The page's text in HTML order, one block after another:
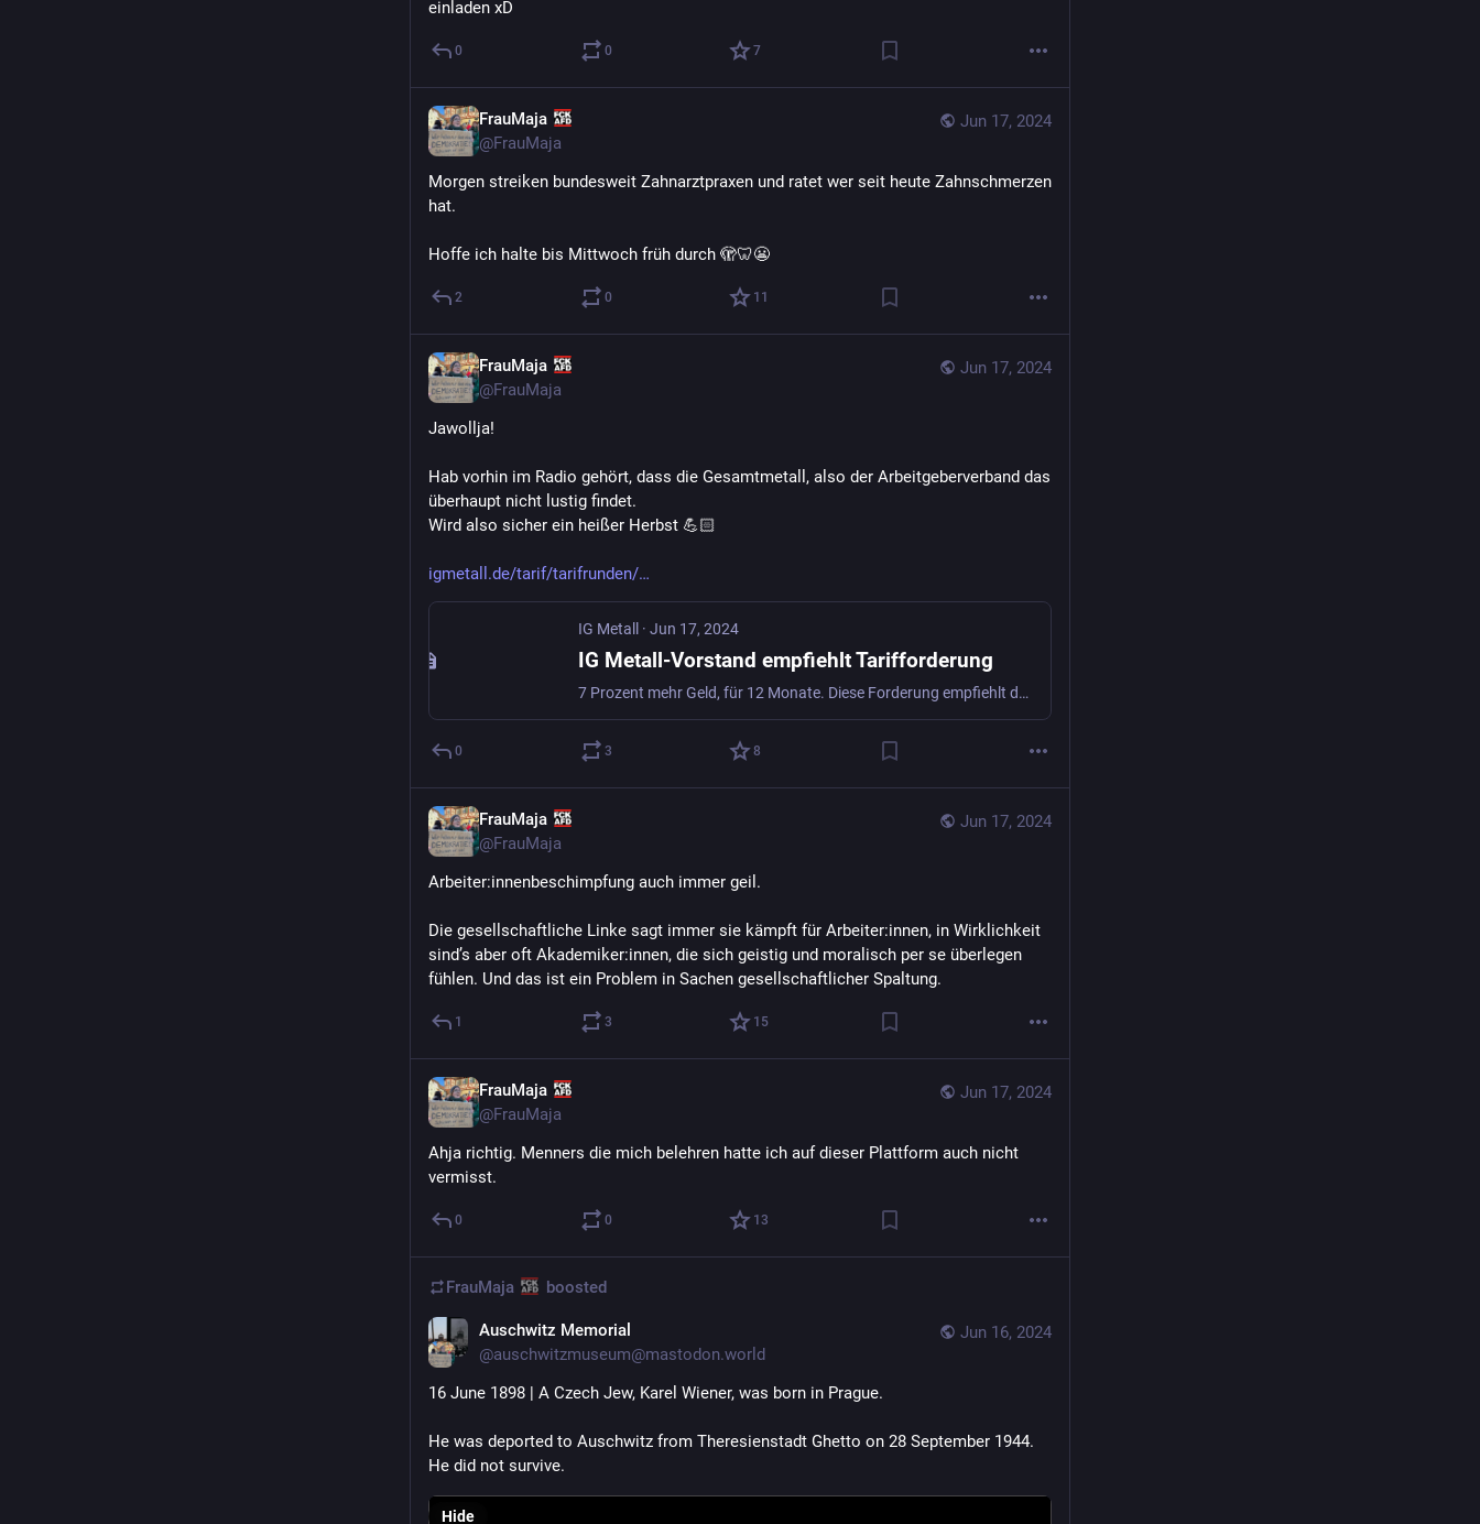
einladen xD
0 0 7
Jun 17, 2024
FrauMaja
@FrauMaja
Morgen streiken bundesweit Zahnarztpraxen und ratet wer seit heute Zahnschmerzen
hat.
Hoffe ich halte bis Mittwoch früh durch 🫣🦷😬
2 0 11
Jun 17, 2024
FrauMaja
@FrauMaja
Jawollja!
Hab vorhin im Radio gehört, dass die Gesamtmetall, also der Arbeitgeberverband das
überhaupt nicht lustig findet.
Wird also sicher ein heißer Herbst 💪🏻
igmetall.de/tarif/tarifrunden/
IG Metall · Jun 17, 2024
IG Metall-Vorstand empfiehlt Tarifforderung
7 Prozent mehr Geld, für 12 Monate. Diese Forderung empfiehlt der IG Metall-Vorstand für die Tarifrunde in der Metall- und Elektroindustrie.
0 3 8
Jun 17, 2024
FrauMaja
@FrauMaja
Arbeiter:innenbeschimpfung auch immer geil.
Die gesellschaftliche Linke sagt immer sie kämpft für Arbeiter:innen, in Wirklichkeit
sind’s aber oft Akademiker:innen, die sich geistig und moralisch per se überlegen
fühlen. Und das ist ein Problem in Sachen gesellschaftlicher Spaltung.
1 3 15
Jun 17, 2024
FrauMaja
@FrauMaja
Ahja richtig. Menners die mich belehren hatte ich auf dieser Plattform auch nicht
vermisst.
0 0 13
FrauMaja boosted
Jun 16, 2024
Auschwitz Memorial
@auschwitzmuseum@mastodon.world
16 June 1898 | A Czech Jew, Karel Wiener, was born in Prague.
He was deported to Auschwitz from Theresienstadt Ghetto on 28 September 1944.
He did not survive.
Hide